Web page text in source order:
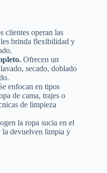
clientes operan las
brinda flexibilidad y
Ofrecen un
secado, doblado
enfocan en tipos
de cama, trajes o
de limpieza
la ropa sucia en el
devuelven limpia y